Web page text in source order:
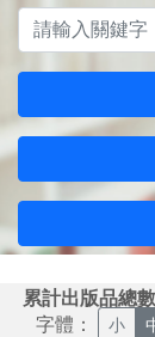
累計出版品總
字體： 小